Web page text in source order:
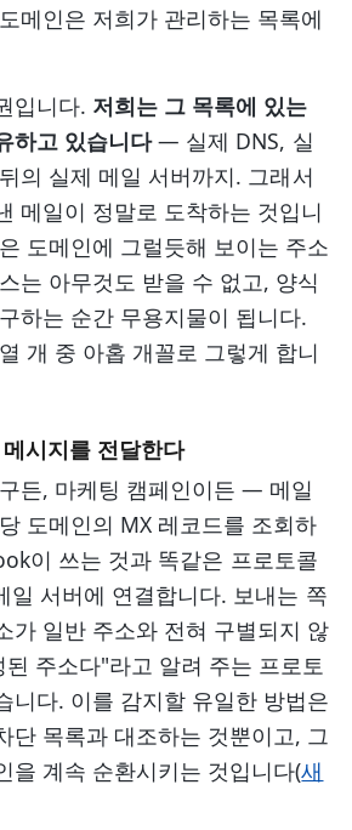
메인은 저희가 관리하는 목록에
입니다. 저희는 그 목록에 있는
하고 있습니다— 실제 DNS, 실
의 실제 메일 서버까지. 그래서
메일이 정말로 도착하는 것입니
도메인에 그럴듯해 보이는 주소
는 아무것도 받을 수 없고, 양식
하는 순간 무용지물이 됩니다.
개 중 아홉 개꼴로 그렇게 합니
시지를 전달한다
든, 마케팅 캠페인이든 — 메일
도메인의 MX 레코드를 조회하
이 쓰는 것과 똑같은 프로토콜
일 서버에 연결합니다. 보내는 쪽
가 일반 주소와 전혀 구별되지 않
주소다"라고 알려 주는 프로토
니다. 이를 감지할 유일한 방법은
단 목록과 대조하는 것뿐이고, 그
을 계속 순환시키는 것입니다(새